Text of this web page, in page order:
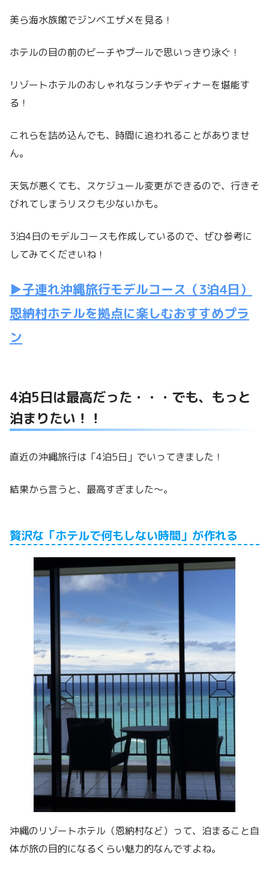
美ら海水族館でジンベエザメを見る！
ホテルの目の前のビーチやプールで思いっきり泳ぐ！
リゾートホテルのおしゃれなランチやディナーを堪能す
る！
これらを詰め込んでも、時間に追われることがありませ
ん。
天気が悪くても、スケジュール変更ができるので、行きそ
びれてしまうリスクも少ないかも。
3泊4日のモデルコースも作成しているので、ぜひ参考に
してみてくださいね！
▶子連れ沖縄旅行モデルコース（3泊4日）
恩納村ホテルを拠点に楽しむおすすめプラ
ン
4泊5日は最高だった・・・でも、もっと
泊まりたい！！
直近の沖縄旅行は「4泊5日」でいってきました！
結果から言うと、最高すぎました〜。
贅沢な「ホテルで何もしない時間」が作れる
沖縄のリゾートホテル（恩納村など）って、泊まること自
体が旅の目的になるくらい魅力的なんですよね。